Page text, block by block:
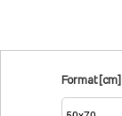
Format [cm]: